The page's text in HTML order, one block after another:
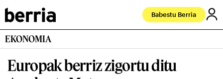
Babestu Berria
EKONOMIA
Europak berriz zigortu ditu